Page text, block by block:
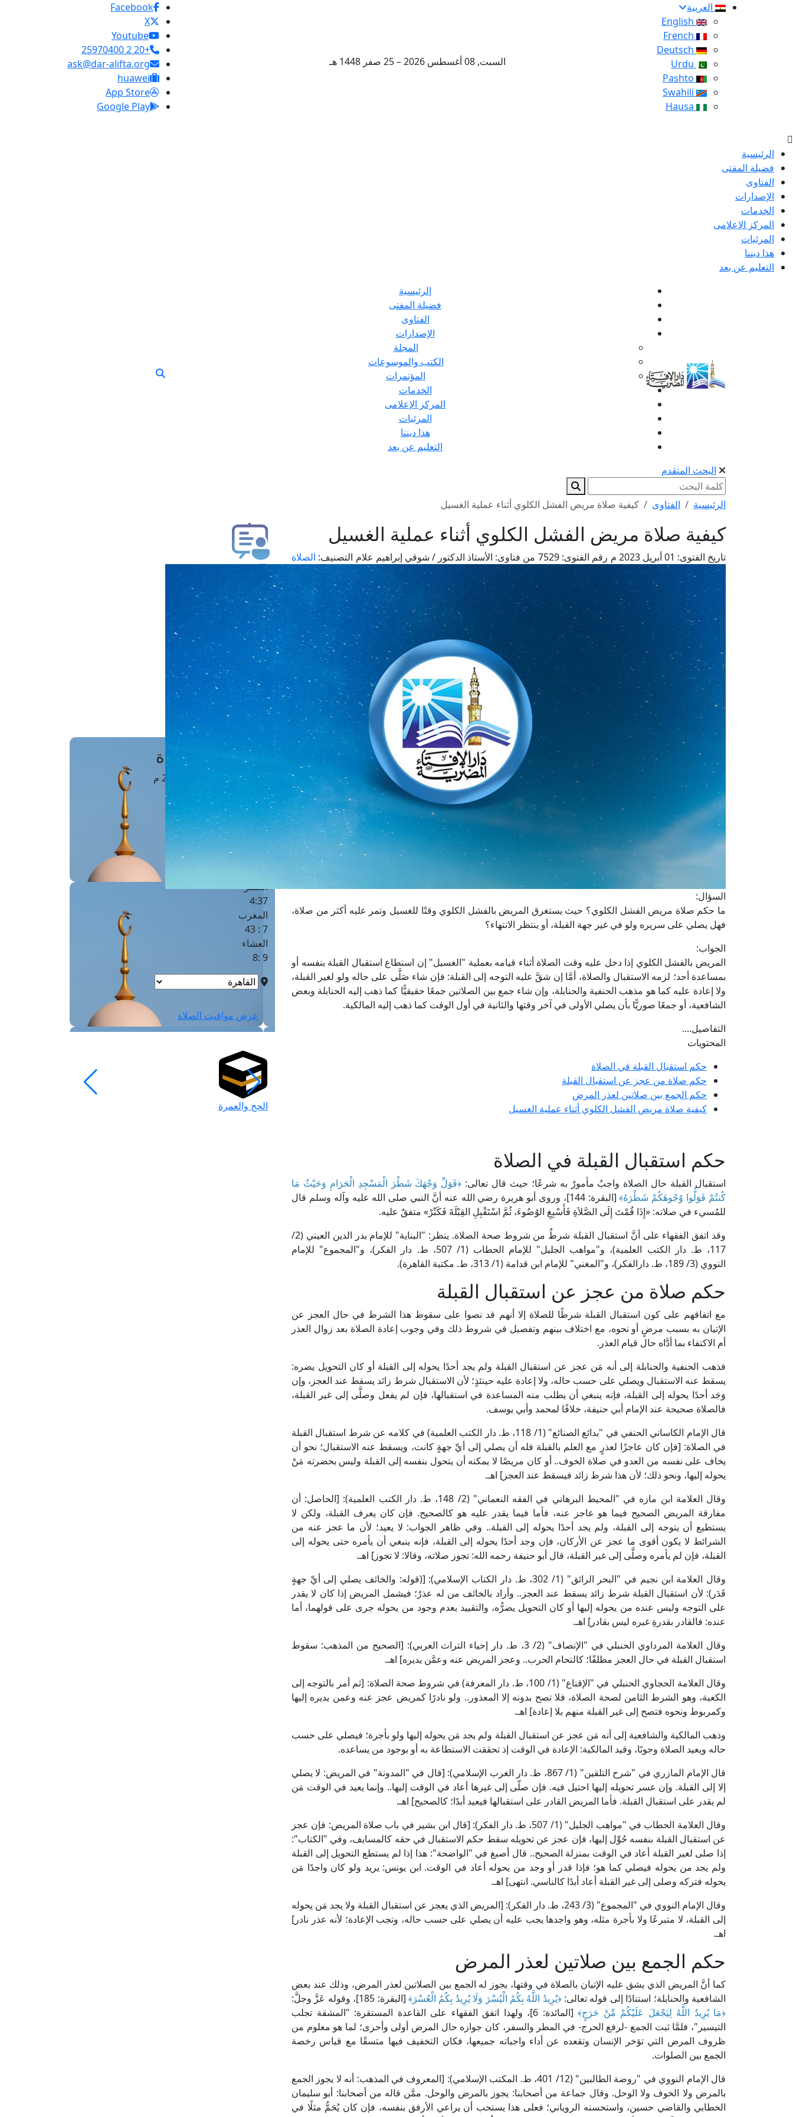
العربية
السبت, 08 أغسطس 2026 – 25 صفر 1448 هـ
Facebook
X
Youtube
+20 2 25970400
ask@dar-alifta.org
huawei
App Store
Google Play
الرئيسية
فضيلة المفتى
الفتاوى
الإصدارات
الخدمات
المركز الإعلامى
المرئيات
هذا ديننا
التعليم عن بعد
الرئيسية
فضيلة المفتى
الفتاوى
الإصدارات
المجلة
الكتب والموسوعات
المؤتمرات
الخدمات
المركز الإعلامى
المرئيات
هذا ديننا
التعليم عن بعد
البحث المتقدم
الرئيسية الفتاوى كيفية صلاة مريض الفشل الكلوي أثناء عملية الغسيل
كيفية صلاة مريض الفشل الكلوي أثناء عملية الغسيل
تاريخ الفتوى: رقم الفتوى: من فتاوى: الأستاذ الدكتور / شوقي إبراهيم علام التصنيف: الصلاة
السؤال:
ما حكم صلاة مريض الفشل الكلوي؟ حيث يستغرق المريض بالفشل الكلوي وقتًا للغسيل وتمر عليه أكثر من صلاة،
فهل يصلي على سريره ولو في غير جهة القبلة، أو ينتظر الانتهاء؟
الجواب:
المريض بالفشل الكلوي إذا دخل عليه وقت الصلاة أثناء قيامه بعملية "الغسيل" إن استطاع استقبال القبلة بنفسه أو
بمساعدة أحد؛ لزمه الاستقبال والصلاة، أمَّا إن شقَّ عليه التوجه إلى القبلة: فإن شاء صَلَّى على حاله ولو لغير القبلة،
ولا إعادة عليه كما هو مذهب الحنفية والحنابلة، وإن شاء جمع بين الصلاتين جمعًا حقيقيًّا كما ذهب إليه الحنابلة وبعض
الشافعية، أو جمعًا صوريًّا بأن يصلي الأولى في آخر وقتها والثانية في أول الوقت كما ذهب إليه المالكية.
التفاصيل....
المحتويات
حكم استقبال القبلة في الصلاة
حكم صلاة من عجز عن استقبال القبلة
حكم الجمع بين صلاتين لعذر المرض
كيفية صلاة مريض الفشل الكلوي أثناء عملية الغسيل
حكم استقبال القبلة في الصلاة
استقبال القبلة حال الصلاة واجبٌ مأمورٌ به شرعًا؛ حيث قال تعالى: ﴿فَوَلِّ وَجْهَكَ شَطْرَ الْمَسْجِدِ الْحَرَامِ وَحَيْثُ مَا
كُنتُمْ فَوَلُّوا وُجُوهَكُمْ شَطْرَهُ﴾
[البقرة: 144]، وروى أبو هريرة رضي الله عنه أنَّ النبي صلى الله عليه وآله وسلم قال
للمُسيء في صلاته: «إِذَا قُمْتَ إِلَى الصَّلاَةِ فَأَسْبِغِ الوُضُوءَ، ثُمَّ اسْتَقْبِلِ القِبْلَةَ فَكَبِّرْ» متفقٌ عليه.
وقد اتفق الفقهاء على أنَّ استقبال القبلة شرطٌ من شروط صحة الصلاة. ينظر: "البناية" للإمام بدر الدين العيني (2/
117، ط. دار الكتب العلمية)، و"مواهب الجليل" للإمام الحطاب (1/ 507، ط. دار الفكر)، و"المجموع" للإمام
النووي (3/ 189، ط. دارالفكر)، و"المغني" للإمام ابن قدامة (1/ 313، ط. مكتبة القاهرة).
حكم صلاة من عجز عن استقبال القبلة
مع اتفاقهم على كون استقبال القبلة شرطًا للصلاة إلا أنهم قد نصوا على سقوط هذا الشرط في حال العجز عن
الإتيان به بسبب مرضٍ أو نحوه، مع اختلاف بينهم وتفصيل في شروط ذلك وفي وجوب إعادة الصلاة بعد زوال العذر
أم الاكتفاء بما أدَّاه حال قيام العذر.
فذهب الحنفية والحنابلة إلى أنه مَن عجز عن استقبال القبلة ولم يجد أحدًا يحوله إلى القبلة أو كان التحويل يضره:
يسقط عنه الاستقبال ويصلي على حسب حاله، ولا إعادة عليه حينئذٍ؛ لأن الاستقبال شرط زائد يسقط عند العجز، وإن
وَجَد أحدًا يحوله إلى القبلة، فإنه ينبغي أن يطلب منه المساعدة في استقبالها، فإن لم يفعل وصلَّى إلى غير القبلة،
فالصلاة صحيحة عند الإمام أبي حنيفة، خلافًا لمحمد وأبي يوسف.
قال الإمام الكاساني الحنفي في "بدائع الصنائع" (1/ 118، ط. دار الكتب العلمية) في كلامه عن شرط استقبال القبلة
في الصلاة: [فإن كان عاجزًا لعذرٍ مع العلم بالقبلة فله أن يصلي إلى أيِّ جهةٍ كانت، ويسقط عنه الاستقبال؛ نحو أن
يخاف على نفسه من العدو في صلاة الخوف.. أو كان مريضًا لا يمكنه أن يتحول بنفسه إلى القبلة وليس بحضرته مَنْ
يحوله إليها، ونحو ذلك؛ لأن هذا شرط زائد فيسقط عند العجز] اهـ.
وقال العلامة ابن مازه في "المحيط البرهاني في الفقه النعماني" (2/ 148، ط. دار الكتب العلمية): [الحاصل: أن
مفارقة المريض الصحيح فيما هو عاجز عنه، فأما فيما يقدر عليه هو كالصحيح. فإن كان يعرف القبلة، ولكن لا
يستطيع أن يتوجه إلى القبلة، ولم يجد أحدًا يحوله إلى القبلة.. وفي ظاهر الجواب: لا يعيد؛ لأن ما عجز عنه من
الشرائط لا يكون أقوى ما عجز عن الأركان، فإن وجد أحدًا يحوله إلى القبلة، فإنه ينبغي أن يأمره حتى يحوله إلى
القبلة، فإن لم يأمره وصلَّى إلى غير القبلة، قال أبو حنيفة رحمه الله: تجوز صلاته، وقالا: لا تجوز] اهـ.
وقال العلامة ابن نجيم في "البحر الرائق" (1/ 302، ط. دار الكتاب الإسلامي): [(قوله: والخائف يصلي إلى أيِّ جهةٍ
قَدَر): لأن استقبال القبلة شرط زائد يسقط عند العجز.. وأراد بالخائف من له عذرٌ؛ فيشمل المريض إذا كان لا يقدر
على التوجه وليس عنده من يحوله إليها أو كان التحويل يضرُّه، والتقييد بعدم وجود من يحوله جرى على قولهما، أما
عنده: فالقادر بقدرةِ غيره ليس بقادر] اهـ.
وقال العلامة المرداوي الحنبلي في "الإنصاف" (2/ 3، ط. دار إحياء التراث العربي): [الصحيح من المذهب: سقوط
استقبال القبلة في حال العجز مطلقًا؛ كالتحام الحرب.. وعجز المريض عنه وعمَّن يديره] اهـ.
وقال العلامة الحجاوي الحنبلي في "الإقناع" (1/ 100، ط. دار المعرفة) في شروط صحة الصلاة: [ثم أمر بالتوجه إلى
الكعبة، وهو الشرط الثامن لصحة الصلاة، فلا تصح بدونه إلا المعذور.. ولو نادرًا كمريض عجز عنه وعمن يديره إليها
وكمربوط ونحوه فتصح إلى غير القبلة منهم بلا إعادة] اهـ.
وذهب المالكية والشافعية إلى أنه مَن عجز عن استقبال القبلة ولم يجد مَن يحوله إليها ولو بأجرة؛ فيصلي على حسب
حاله ويعيد الصلاة وجوبًا، وقيد المالكية: الإعادة في الوقت إذ تحققت الاستطاعة به أو بوجود من يساعده.
قال الإمام المازري في "شرح التلقين" (1/ 867، ط. دار الغرب الإسلامي): [قال في "المدونة" في المريض: لا يصلي
إلا إلى القبلة. وإن عسر تحويله إليها احتيل فيه. فإن صلّى إلى غيرها أعاد في الوقت إليها.. وإنما يعيد في الوقت مَن
لم يقدر على استقبال القبلة. فأما المريض القادر على استقبالها فيعيد أبدًا؛ كالصحيح] اهـ.
وقال العلامة الحطاب في "مواهب الجليل" (1/ 507، ط. دار الفكر): [قال ابن بشير في باب صلاة المريض: فإن عجز
عن استقبال القبلة بنفسه حُوِّل إليها، فإن عجز عن تحويله سقط حكم الاستقبال في حقه كالمسايف، وفي "الكتاب":
إذا صلى لغير القبلة أعاد في الوقت بمنزلة الصحيح.. قال أصبغ في "الواضحة": هذا إذا لم يستطع التحويل إلى القبلة
ولم يجد من يحوله فيصلي كما هو؛ فإذا قدر أو وجد من يحوله أعاد في الوقت. ابن يونس: يريد ولو كان واجدًا مَن
يحوله فتركه وصلى إلى غير القبلة أعاد أبدًا كالناسي. انتهى] اهـ.
وقال الإمام النووي في "المجموع" (3/ 243، ط. دار الفكر): [المريض الذي يعجز عن استقبال القبلة ولا يجد مَن يحوله
إلى القبلة، لا متبرعًا ولا بأجرة مثله، وهو واجدها يجب عليه أن يصلي على حسب حاله، وتجب الإعادة؛ لأنه عذر نادر]
اهـ.
حكم الجمع بين صلاتين لعذر المرض
كما أنَّ المريض الذي يشق عليه الإتيان بالصلاة في وقتها، يجوز له الجمع بين الصلاتين لعذر المرض، وذلك عند بعض
الشافعية والحنابلة؛ استنادًا إلى قوله تعالى:﴿يُرِيدُ اللَّهُ بِكُمُ الْيُسْرَ وَلَا يُرِيدُ بِكُمُ الْعُسْرَ﴾ [البقرة: 185]، وقوله عَزَّ وجلَّ:
﴿مَا يُرِيدُ اللَّهُ لِيَجْعَلَ عَلَيْكُمْ مِّنْ حَرَجٍ﴾
[المائدة: 6]، ولهذا اتفق الفقهاء على القاعدة المستقرة: "المشقة تجلب
التيسير"، فلمَّا ثبت الجمع -لرفع الحرج- في المطر والسفر، كان جوازه حال المرض أولى وأحرى؛ لما هو معلوم من
ظروف المرض التي تؤخر الإنسان وتقعده عن أداء واجباته جميعها، فكان التخفيف فيها متسقًا مع قياس رخصة
الجمع بين الصلوات.
قال الإمام النووي في "روضة الطالبين" (12/ 401، ط. المكتب الإسلامي): [المعروف في المذهب: أنه لا يجوز الجمع
بالمرض ولا الخوف ولا الوحل. وقال جماعة من أصحابنا: يجوز بالمرض والوحل. ممَّن قاله من أصحابنا: أبو سليمان
الخطابي والقاضي حسين، واستحسنه الروياني؛ فعلى هذا يستحب أن يراعي الأرفق بنفسه، فإن كان يُحَمُّ مثلًا في
طلب فتوى
استعلام عن فتوى
حجز موعد
الفتوى الهاتفية
مَواقِيتُ الصَّـــلاة
القاهرة · 08 أغسطس 2026 م
الفجر
4 :42
الشروق
العصر
4:37
المغرب
7 : 43
العشاء
9 :8
عرض مواقيت الصلاة
الحج والعمرة